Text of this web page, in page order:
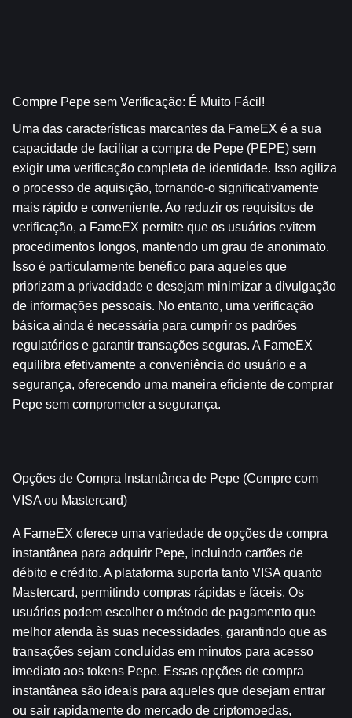
Compre Pepe sem Verificação: É Muito Fácil!
Uma das características marcantes da FameEX é a sua
capacidade de facilitar a compra de Pepe (PEPE) sem
exigir uma verificação completa de identidade. Isso agiliza
o processo de aquisição, tornando-o significativamente
mais rápido e conveniente. Ao reduzir os requisitos de
verificação, a FameEX permite que os usuários evitem
procedimentos longos, mantendo um grau de anonimato.
Isso é particularmente benéfico para aqueles que
priorizam a privacidade e desejam minimizar a divulgação
de informações pessoais. No entanto, uma verificação
básica ainda é necessária para cumprir os padrões
regulatórios e garantir transações seguras. A FameEX
equilibra efetivamente a conveniência do usuário e a
segurança, oferecendo uma maneira eficiente de comprar
Pepe sem comprometer a segurança.
Opções de Compra Instantânea de Pepe (Compre com
VISA ou Mastercard)
A FameEX oferece uma variedade de opções de compra
instantânea para adquirir Pepe, incluindo cartões de
débito e crédito. A plataforma suporta tanto VISA quanto
Mastercard, permitindo compras rápidas e fáceis. Os
usuários podem escolher o método de pagamento que
melhor atenda às suas necessidades, garantindo que as
transações sejam concluídas em minutos para acesso
imediato aos tokens Pepe. Essas opções de compra
instantânea são ideais para aqueles que desejam entrar
ou sair rapidamente do mercado de criptomoedas,